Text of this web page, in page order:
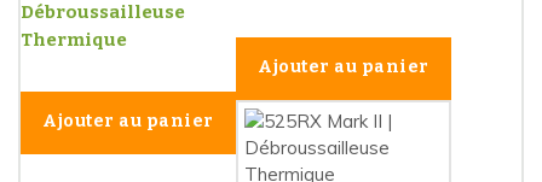
Débroussailleuse
Thermique
Ajouter au panier
Ajouter au panier